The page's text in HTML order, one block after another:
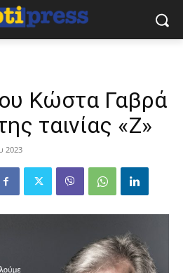
Κώστα Γαβρά
ταινίας «Ζ»
2023